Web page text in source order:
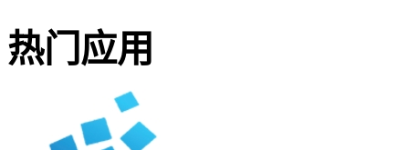
热门应用